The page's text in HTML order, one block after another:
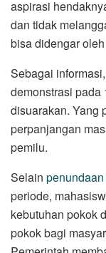
aspirasi
dan tidak
bisa didengar
Sebagai
demonstrasi pada
disuarakan. Yang
perpanjangan
pemilu.
Selain
periode,
kebutuhan pokok
pokok bagi